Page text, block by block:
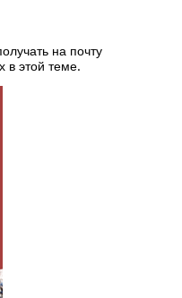
на почту
в этой теме.